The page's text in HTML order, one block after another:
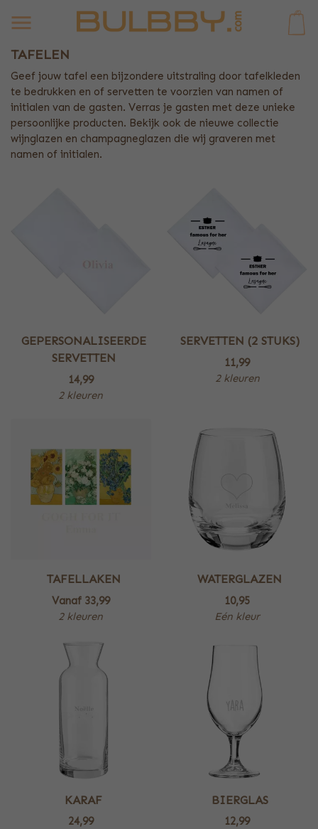
TAFELEN
Geef jouw tafel een bijzondere uitstraling door tafelkleden
te bedrukken en of servetten te voorzien van namen of
initialen van de gasten. Verras je gasten met deze unieke
persoonlijke producten. Bekijk ook de nieuwe collectie
wijnglazen en champagneglazen die wij graveren met
namen of initialen.
GEPERSONALISEERDE
SERVETTEN
14,99
2 kleuren
SERVETTEN (2 STUKS)
11,99
2 kleuren
TAFELLAKEN
Vanaf 33,99
2 kleuren
WATERGLAZEN
10,95
Eén kleur
KARAF
24,99
BIERGLAS
12,99